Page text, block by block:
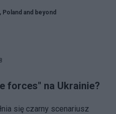
Poland and beyond
forces" na Ukrainie?
się czarny scenariusz